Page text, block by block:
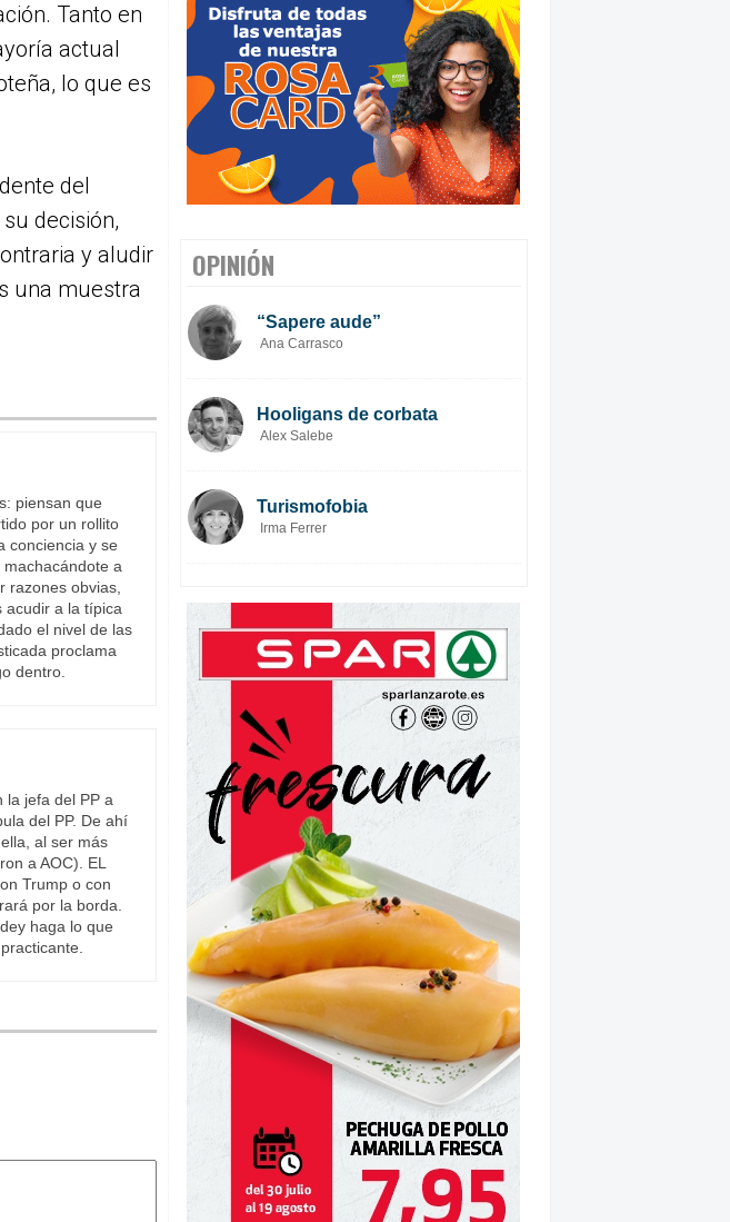
Tanto en
actual
lo que es
del
decisión,
y aludir
una muestra
piensan que
por un rollito
conciencia y se
a
razones obvias,
acudir a la típica
el nivel de las
proclama
dentro.
la jefa del PP a
del PP. De ahí
al ser más
a AOC). EL
Trump o con
por la borda.
haga lo que
OPINIÓN
“Sapere aude”
Ana Carrasco
Hooligans de corbata
Alex Salebe
Turismofobia
Irma Ferrer